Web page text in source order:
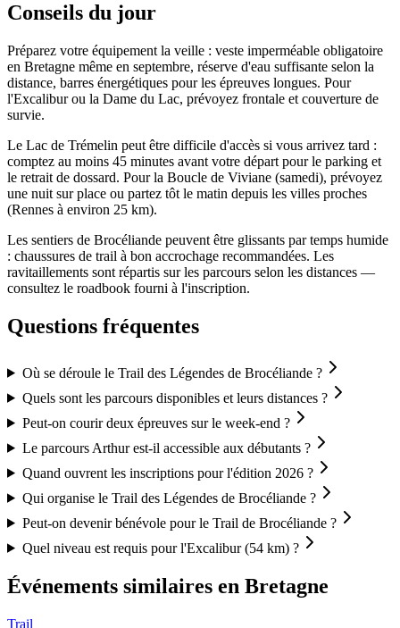
Conseils du jour
Préparez votre équipement la veille : veste imperméable obligatoire
en Bretagne même en septembre, réserve d'eau suffisante selon la
distance, barres énergétiques pour les épreuves longues. Pour
l'Excalibur ou la Dame du Lac, prévoyez frontale et couverture de
survie.
Le Lac de Trémelin peut être difficile d'accès si vous arrivez tard :
comptez au moins 45 minutes avant votre départ pour le parking et
le retrait de dossard. Pour la Boucle de Viviane (samedi), prévoyez
une nuit sur place ou partez tôt le matin depuis les villes proches
(Rennes à environ 25 km).
Les sentiers de Brocéliande peuvent être glissants par temps humide
: chaussures de trail à bon accrochage recommandées. Les
ravitaillements sont répartis sur les parcours selon les distances —
consultez le roadbook fourni à l'inscription.
Questions fréquentes
Où se déroule le Trail des Légendes de Brocéliande ?
Quels sont les parcours disponibles et leurs distances ?
Peut-on courir deux épreuves sur le week-end ?
Le parcours Arthur est-il accessible aux débutants ?
Quand ouvrent les inscriptions pour l'édition 2026 ?
Qui organise le Trail des Légendes de Brocéliande ?
Peut-on devenir bénévole pour le Trail de Brocéliande ?
Quel niveau est requis pour l'Excalibur (54 km) ?
Événements similaires en Bretagne
Trail